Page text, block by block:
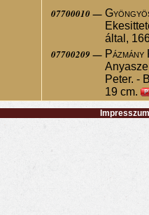
07700010 —
által,
07700209 —
Peter. -
19 cm.